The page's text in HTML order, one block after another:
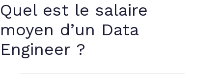
Quel est le salaire
moyen d’un Data
Engineer ?